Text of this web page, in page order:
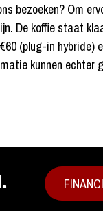
bezoeken? Om
De koffie staat
(plug-in hybride)
kunnen echter